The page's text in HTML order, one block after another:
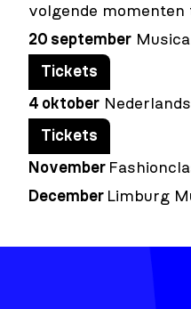
volgende momenten
20 september
Tickets
4 oktober
Tickets
November
December Limburg